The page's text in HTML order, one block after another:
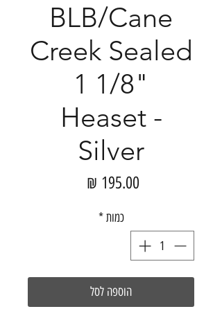
BLB/Cane
Creek Sealed
1 1/8"
Heaset -
Silver
כמות *
הוספה לסל